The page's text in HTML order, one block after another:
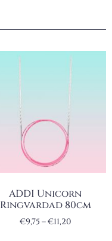
ADDI Unicorn
Ringvardad 80cm
€9,75 –€11,20